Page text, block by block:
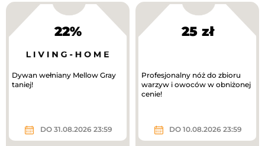
22%
Dywan wełniany Mellow Gray
taniej!
DO 31.08.2026 23:59
25 zł
Profesjonalny nóż do zbioru
warzyw i owoców w obniżonej
cenie!
DO 10.08.2026 23:59